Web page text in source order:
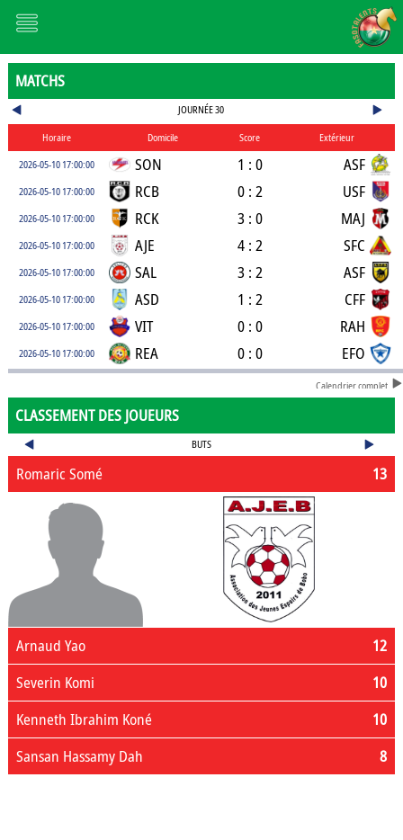
MATCHS
JOURNÉE 30
Horaire Domicile Score
Extérieur
2026-05-10 17:00:00
SON 1 : 0 ASF
2026-05-10 17:00:00 RCB 0 : 2 USF
2026-05-10 17:00:00 RCK 3 : 0 MAJ
2026-05-10 17:00:00 AJE 4 : 2 SFC
2026-05-10 17:00:00 SAL 3 : 2 ASF
2026-05-10 17:00:00 ASD 1 : 2 CFF
2026-05-10 17:00:00 VIT 0 : 0 RAH
2026-05-10 17:00:00 REA 0 : 0 EFO
Calendrier complet
CLASSEMENT DES JOUEURS
BUTS
13
Romaric Somé
12
Arnaud Yao
10
Severin Komi
10
Kenneth Ibrahim Koné
8
Sansan Hassamy Dah